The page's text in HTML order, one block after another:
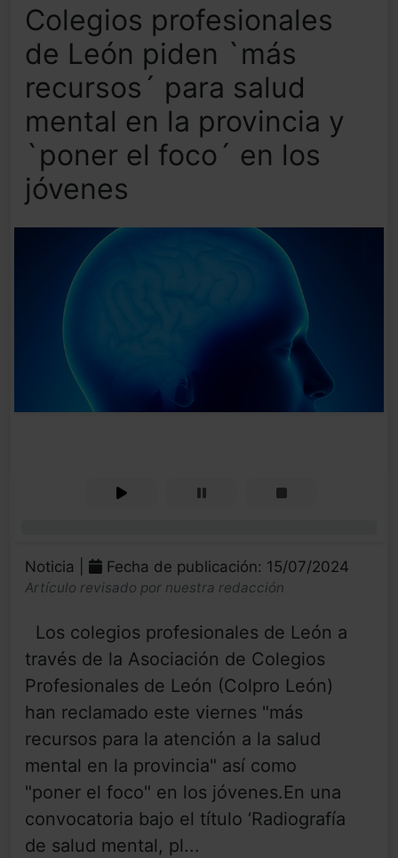
Colegios profesionales
de León piden `más
recursos´ para salud
mental en la provincia y
`poner el foco´ en los
jóvenes
Noticia | Fecha de publicación: 15/07/2024
Artículo revisado por nuestra redacción
Los colegios profesionales de León a
través de la Asociación de Colegios
Profesionales de León (Colpro León)
han reclamado este viernes "más
recursos para la atención a la salud
mental en la provincia" así como
"poner el foco" en los jóvenes.En una
convocatoria bajo el título ‘Radiografía
de salud mental, pl...